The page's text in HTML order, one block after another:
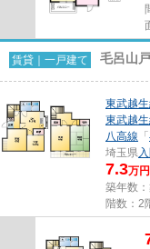
賃貸｜一戸建て 毛呂山
東武越
東武越
八高線 「
埼玉県
7.3万円
築年数
階数：2